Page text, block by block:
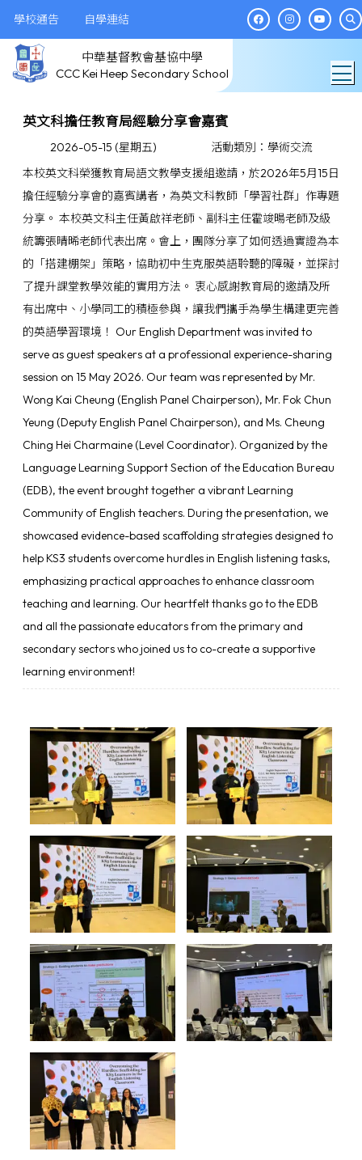
學校通告 自學連結
中華基督教會基協中學
CCC Kei Heep Secondary School
英文科擔任教育局經驗分享會嘉賓
2026-05-15 (星期五)
活動類別：學術交流
本校英文科榮獲教育局語文教學支援組邀請，於2026年5月15日
擔任經驗分享會的嘉賓講者，為英文科教師「學習社群」作專題
分享。 本校英文科主任黃啟祥老師、副科主任霍竣暘老師及級
統籌張晴晞老師代表出席。會上，團隊分享了如何透過實證為本
的「搭建棚架」策略，協助初中生克服英語聆聽的障礙，並探討
了提升課堂教學效能的實用方法。 衷心感謝教育局的邀請及所
有出席中、小學同工的積極參與，讓我們攜手為學生構建更完善
的英語學習環境！ Our English Department was invited to
serve as guest speakers at a professional experience-sharing
session on 15 May 2026. Our team was represented by Mr.
Wong Kai Cheung (English Panel Chairperson), Mr. Fok Chun
Yeung (Deputy English Panel Chairperson), and Ms. Cheung
Ching Hei Charmaine (Level Coordinator). Organized by the
Language Learning Support Section of the Education Bureau
(EDB), the event brought together a vibrant Learning
Community of English teachers. During the presentation, we
showcased evidence-based scaffolding strategies designed to
help KS3 students overcome hurdles in English listening tasks,
emphasizing practical approaches to enhance classroom
teaching and learning. Our heartfelt thanks go to the EDB
and all the passionate educators from the primary and
secondary sectors who joined us to co-create a supportive
learning environment!